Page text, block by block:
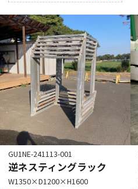
GU1NE-241113-001
逆ネスティングラック
W1350×D1200×H1600